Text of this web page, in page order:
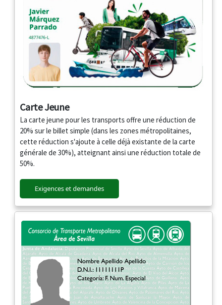
Carte Jeune
La carte jeune pour les transports offre une réduction de
20% sur le billet simple (dans les zones métropolitaines,
cette réduction s'ajoute à celle déjà existante de la carte
générale de 30%), atteignant ainsi une réduction totale de
50%.
Exigences et demandes